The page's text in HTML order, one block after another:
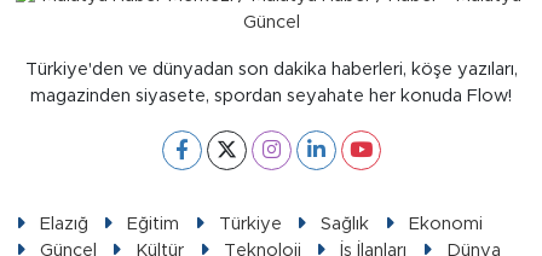
Türkiye'den ve dünyadan son dakika haberleri, köşe yazıları,
magazinden siyasete, spordan seyahate her konuda Flow!
Elazığ Eğitim Türkiye Sağlık
Ekonomi
Güncel
Kültür Teknoloji İş İlanları Dünya